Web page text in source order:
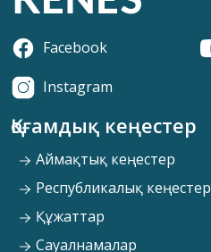
Facebook
Instagram
Қоғамдық кеңестер
Аймақтық кеңестер
Республикалық кеңестер
Құжаттар
Сауалнамалар